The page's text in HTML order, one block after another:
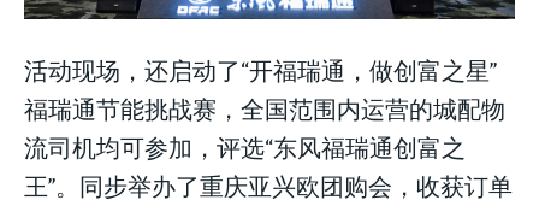
活动现场，还启动了“开福瑞通，做创富之星”
福瑞通节能挑战赛，全国范围内运营的城配物
流司机均可参加，评选“东风福瑞通创富之
王”。同步举办了重庆亚兴欧团购会，收获订单